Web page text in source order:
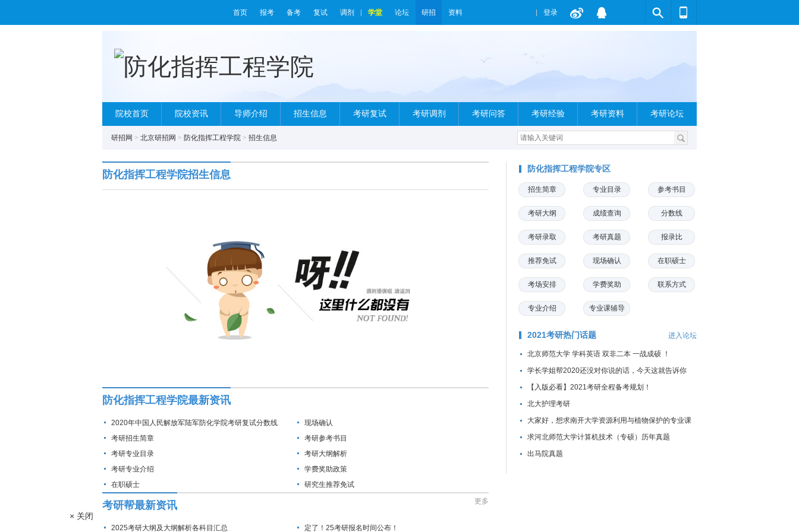
首页 报考 备考 复试 调剂 学堂 论坛 研招 资料 登录
院校首页 院校资讯 导师介绍 招生信息 考研复试 考研调剂 考研问答 考研经验 考研资料 考研论坛
研招网 > 北京研招网 > 防化指挥工程学院 > 招生信息
防化指挥工程学院招生信息
防化指挥工程学院最新资讯
2020年中国人民解放军陆军防化学院考研复试分数线
现场确认
考研招生简章
考研参考书目
考研专业目录
考研大纲解析
考研专业介绍
学费奖助政策
在职硕士
研究生推荐免试
考研帮最新资讯 更多
2025考研大纲及大纲解析各科目汇总 定了！25考研报名时间公布！
防化指挥工程学院专区
招生简章 专业目录 参考书目
考研大纲 成绩查询 分数线
考研录取 考研真题 报录比
推荐免试 现场确认 在职硕士
考场安排 学费奖助 联系方式
专业介绍 专业课辅导
2021考研热门话题 进入论坛
北京师范大学 学科英语 双非二本 一战成硕 ！
学长学姐帮2020还没对你说的话，今天这就告诉你
【入版必看】2021考研全程备考规划！
北大护理考研
大家好，想求南开大学资源利用与植物保护的专业课
资料...
求河北师范大学计算机技术（专硕）历年真题
出马院真题
× 关闭